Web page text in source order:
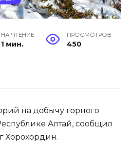
НА ЧТЕНИЕ
1 мин.
ПРОСМОТРОВ
450
на добычу горного
Алтай, сообщил
Хорохордин.